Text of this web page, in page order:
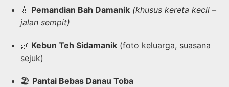
💧 Pemandian Bah Damanik (khusus kereta kecil –
jalan sempit)
🌿 Kebun Teh Sidamanik (foto keluarga, suasana
sejuk)
🏖️ Pantai Bebas Danau Toba